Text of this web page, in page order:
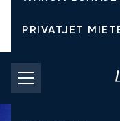
PRIVATJET
CHARTERPREISE
PRIVATJETS